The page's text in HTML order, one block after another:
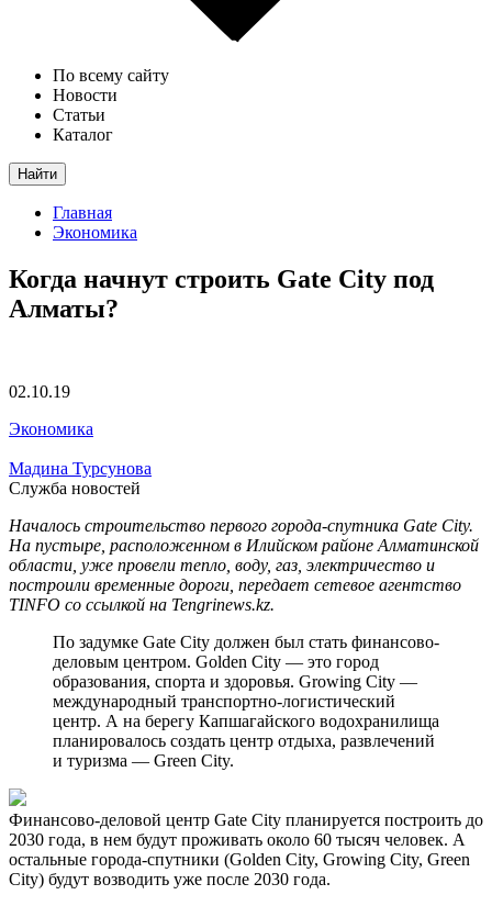
По всему сайту
Новости
Статьи
Каталог
Найти
Главная
Экономика
Когда начнут строить Gate City под
Алматы?
02.10.19
Экономика
Мадина Турсунова
Служба новостей
Началось строительство первого города-спутника Gate City.
На пустыре, расположенном в Илийском районе Алматинской
области, уже провели тепло, воду, газ, электричество и
построили временные дороги, передает сетевое агентство
TINFO со ссылкой на Tengrinews.kz.
По задумке Gate City должен был стать финансово-
деловым центром. Golden City — это город
образования, спорта и здоровья. Growing City —
международный транспортно-логистический
центр. А на берегу Капшагайского водохранилища
планировалось создать центр отдыха, развлечений
и туризма — Green City.
Финансово-деловой центр Gate City планируется построить до
2030 года, в нем будут проживать около 60 тысяч человек. А
остальные города-спутники (Golden City, Growing City, Green
City) будут возводить уже после 2030 года.